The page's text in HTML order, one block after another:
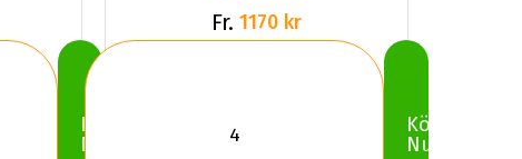
Köp
Nu
Fr. 1170 kr
Köp
Nu